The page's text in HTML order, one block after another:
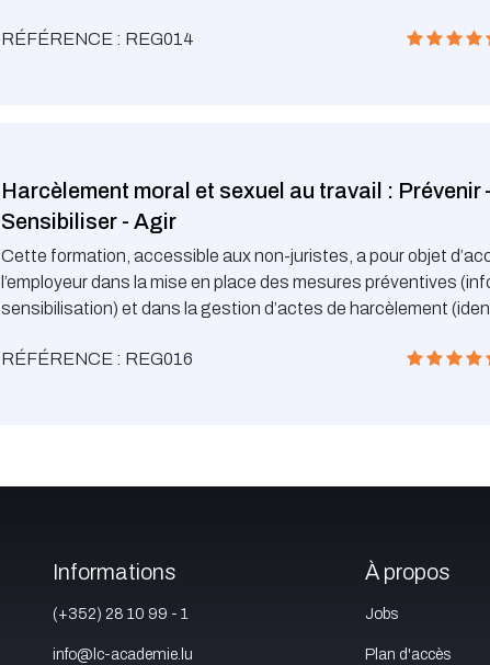
Cette formation est reconnue en tant que formation
RÉFÉRENCE : REG014
Harcèlement moral et sexuel au travail : Prévenir
Sensibiliser - Agir
Cette formation, accessible aux non-juristes, a pour objet
l’employeur dans la mise en place des mesures préventives
sensibilisation) et dans la gestion d’actes de harcèlement
conformant aux obligations légales lui incombant. La
RÉFÉRENCE : REG016
Informations
(+352) 28 10 99 - 1
info@lc-academie.lu
À propos
Jobs
Plan d'accès